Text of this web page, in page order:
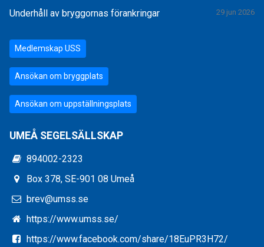
Underhåll av bryggornas förankringar 29 jun 2026
Medlemskap USS
Ansökan om bryggplats
Ansökan om uppställningsplats
UMEÅ SEGELSÄLLSKAP
894002-2323
Box 378, SE-901 08 Umeå
brev@umss.se
https://www.umss.se/
https://www.facebook.com/share/18EuPR3H72/